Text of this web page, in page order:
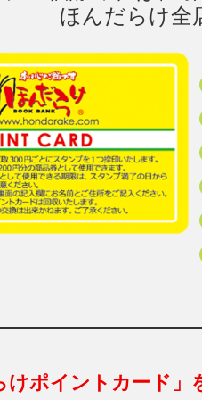
ほんだらけ全
けポイントカード」